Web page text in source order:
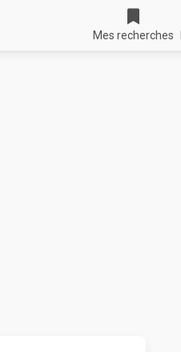
Mes recherches